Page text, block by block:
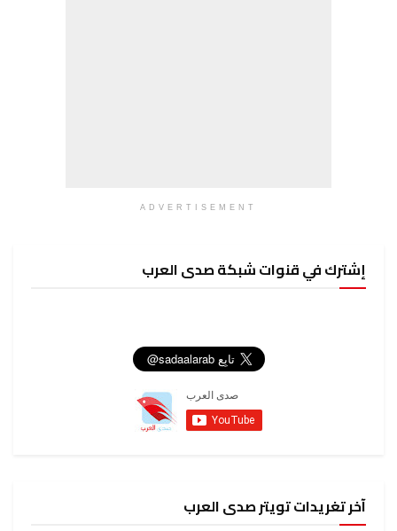
ADVERTISEMENT
إشترك في قنوات شبكة صدى العرب
آخر تغريدات تويتر صدى العرب